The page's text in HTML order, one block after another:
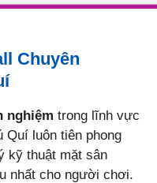
Chuyên
nghiệm trong lĩnh vực
Quí luôn tiên phong
kỹ thuật mặt sân
nhất cho người chơi.